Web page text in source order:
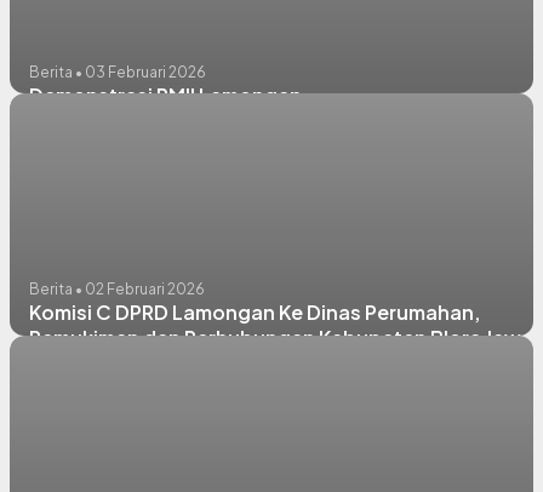
Berita • 03 Februari 2026
Demonstrasi PMII Lamongan
Berita • 02 Februari 2026
Komisi C DPRD Lamongan Ke Dinas Perumahan,
Pemukiman dan Perhubungan Kabupaten Blora Jawa